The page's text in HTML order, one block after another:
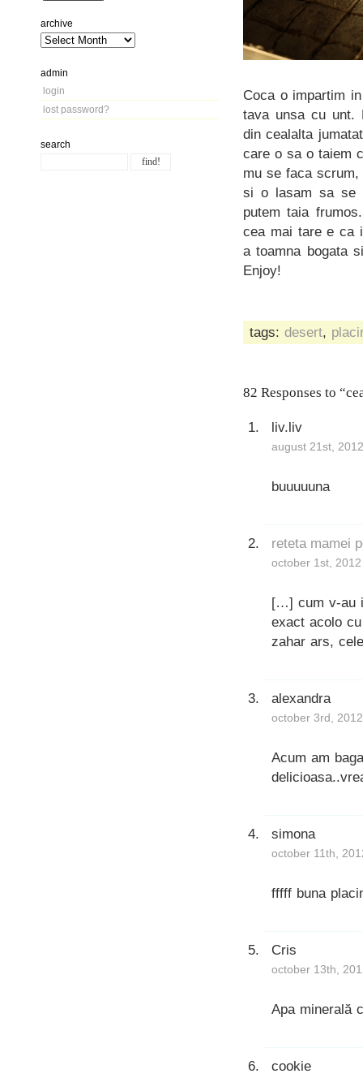
archive
admin
login
lost password?
search
Coca o impartim
tava unsa cu unt.
din cealalta
care o sa o taiem
mu se faca
si o lasam sa se
putem taia
cea mai tare e ca
a toamna bogata
Enjoy!
tags: desert,
82 Responses to
liv.liv
august 21st,
buuuuuna
reteta mamei
october 1st,
[…] cum v-au
exact acolo
zahar ars,
alexandra
october 3rd,
Acum am
simona
october 11th,
fffff buna
Cris
october 13th,
Apa minerală
cookie